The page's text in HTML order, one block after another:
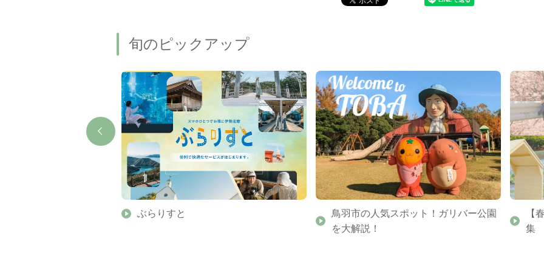
旬のピックアップ
ぶらりすと
鳥羽市の人気スポット！ガリバー公園
を大解説！
【
集